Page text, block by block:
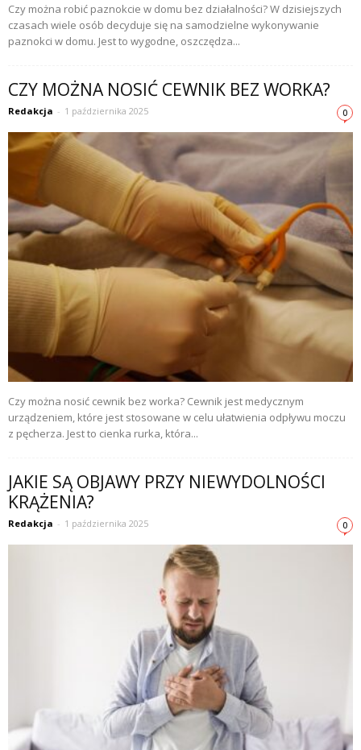
Czy można robić paznokcie w domu bez działalności? W dzisiejszych
czasach wiele osób decyduje się na samodzielne wykonywanie
paznokci w domu. Jest to wygodne, oszczędza...
CZY MOŻNA NOSIĆ CEWNIK BEZ WORKA?
Redakcja - 1 października 2025 0
Czy można nosić cewnik bez worka? Cewnik jest medycznym
urządzeniem, które jest stosowane w celu ułatwienia odpływu moczu
z pęcherza. Jest to cienka rurka, która...
JAKIE SĄ OBJAWY PRZY NIEWYDOLNOŚCI
KRĄŻENIA?
Redakcja - 1 października 2025 0